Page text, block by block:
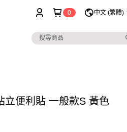
0 中文 (繁體)
立便利貼 一般款S 黃色